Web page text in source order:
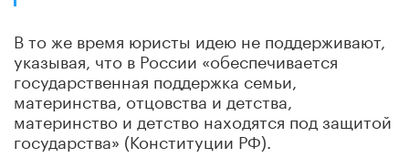
В то же время юристы идею не поддерживают,
указывая, что в России «обеспечивается
государственная поддержка семьи,
материнства, отцовства и детства,
материнство и детство находятся под защитой
государства» (Конституции РФ).